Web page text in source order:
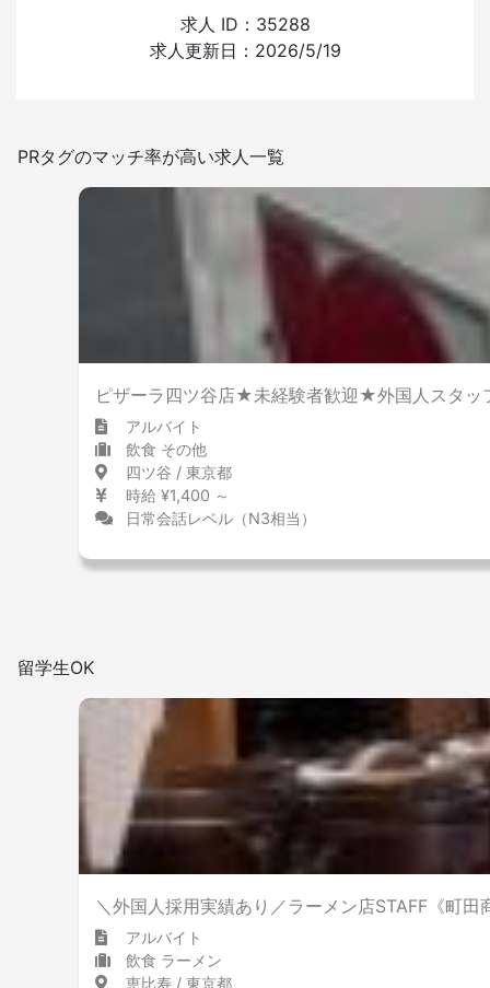
日本語を使う頻度
求人 ID：35288
求人更新日：2026/5/19
PRタグのマッチ率が高い求人一覧
ピザーラ四ツ谷店★未経験者歓迎★外国人スタッ
アルバイト
飲食 その他
四ツ谷 / 東京都
時給 ¥1,400 ～
日常会話レベル（N3相当）
留学生OK
＼外国人採用実績あり／ラーメン店STAFF《町
アルバイト
飲食 ラーメン
恵比寿 / 東京都